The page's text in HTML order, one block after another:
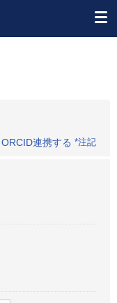
ORCID連携する *注記